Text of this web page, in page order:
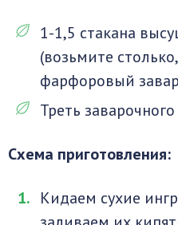
1-1,5 стакана
(возьмите
фарфоровый
Треть
Схема приготовления:
Кидаем сухие